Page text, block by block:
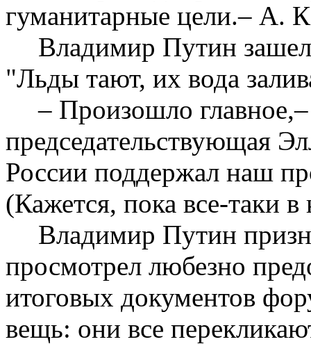
гуманитарные цели.– А.
Владимир Путин зашел
"Льды тают, их вода
– Произошло
председательствующая
России поддержал наш
(Кажется, пока все-таки
Владимир Путин
просмотрел любезно
итоговых документов
вещь: они все